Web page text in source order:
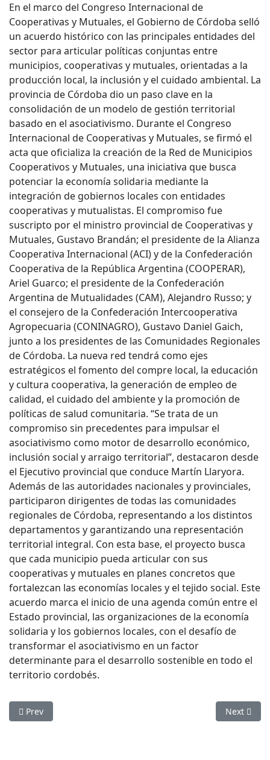
En el marco del Congreso Internacional de
Cooperativas y Mutuales, el Gobierno de Córdoba selló
un acuerdo histórico con las principales entidades del
sector para articular políticas conjuntas entre
municipios, cooperativas y mutuales, orientadas a la
producción local, la inclusión y el cuidado ambiental. La
provincia de Córdoba dio un paso clave en la
consolidación de un modelo de gestión territorial
basado en el asociativismo. Durante el Congreso
Internacional de Cooperativas y Mutuales, se firmó el
acta que oficializa la creación de la Red de Municipios
Cooperativos y Mutuales, una iniciativa que busca
potenciar la economía solidaria mediante la
integración de gobiernos locales con entidades
cooperativas y mutualistas. El compromiso fue
suscripto por el ministro provincial de Cooperativas y
Mutuales, Gustavo Brandán; el presidente de la Alianza
Cooperativa Internacional (ACI) y de la Confederación
Cooperativa de la República Argentina (COOPERAR),
Ariel Guarco; el presidente de la Confederación
Argentina de Mutualidades (CAM), Alejandro Russo; y
el consejero de la Confederación Intercooperativa
Agropecuaria (CONINAGRO), Gustavo Daniel Gaich,
junto a los presidentes de las Comunidades Regionales
de Córdoba. La nueva red tendrá como ejes
estratégicos el fomento del compre local, la educación
y cultura cooperativa, la generación de empleo de
calidad, el cuidado del ambiente y la promoción de
políticas de salud comunitaria. “Se trata de un
compromiso sin precedentes para impulsar el
asociativismo como motor de desarrollo económico,
inclusión social y arraigo territorial”, destacaron desde
el Ejecutivo provincial que conduce Martín Llaryora.
Además de las autoridades nacionales y provinciales,
participaron dirigentes de todas las comunidades
regionales de Córdoba, representando a los distintos
departamentos y garantizando una representación
territorial integral. Con esta base, el proyecto busca
que cada municipio pueda articular con sus
cooperativas y mutuales en planes concretos que
fortalezcan las economías locales y el tejido social. Este
acuerdo marca el inicio de una agenda común entre el
Estado provincial, las organizaciones de la economía
solidaria y los gobiernos locales, con el desafío de
transformar el asociativismo en un factor
determinante para el desarrollo sostenible en todo el
territorio cordobés.
Previous article: Kicillof destacó el rol de las fábricas
Prev Next
Next